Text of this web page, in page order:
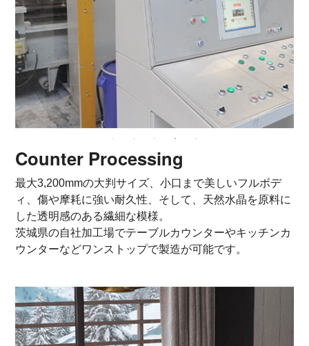
Counter Processing
最大3,200mmの大判サイズ、小口まで美しいフルボデ
ィ、傷や摩耗に強い耐久性、そして、天然水晶を原料に
した透明感のある繊細な模様。
茨城県の自社加工場でテーブルカウンターやキッチンカ
ウンターなどワンストップで製造が可能です。